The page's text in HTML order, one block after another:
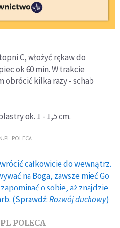
C, włożyć rękaw do
ok 60 min. W trakcie
obrócić kilka razy - schab
ok. 1 - 1,5 cm.
POLECA
całkowicie do wewnątrz.
na Boga, zawsze mieć Go
o sobie, aż znajdzie
(Sprawdź:Rozwój duchowy)
POLECA